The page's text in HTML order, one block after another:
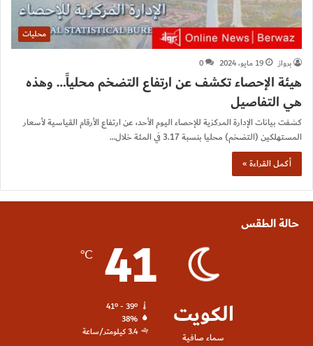
محليات
برواز
19 مايو، 2024 0
هيئة الإحصاء تكشف عن ارتفاع التضخم محلياً… وهذه
هي التفاصيل
كشفت بيانات الإدارة المركزية للإحصاء اليوم الأحد، عن ارتفاع الأرقام القياسية لأسعار
المستهلكين (التضخم) محليا بنسبة 3.17 في المئة خلال…
أكمل القراءة »
حالة الطقس
الكويت
سماء صافية
41
℃
41º - 39º
38%
3.4 كيلومتر/ساعة